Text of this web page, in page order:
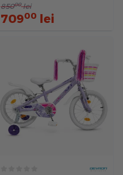
85000 lei
70900 lei